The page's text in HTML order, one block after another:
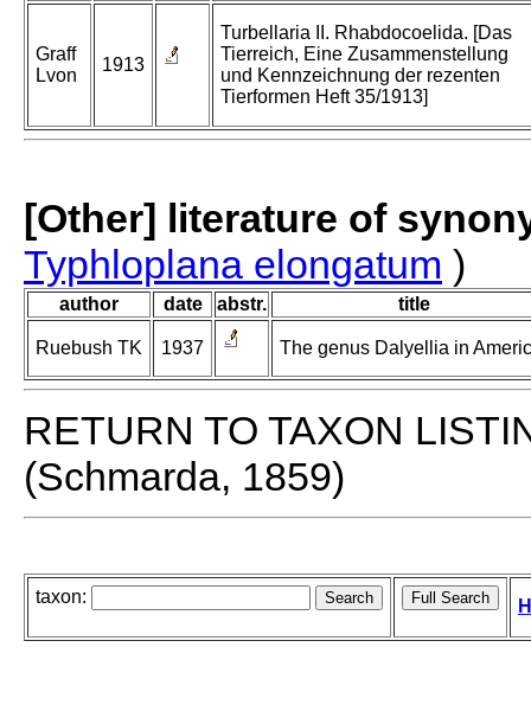
Graff
Lvon
1913
Turbellaria II. Rhabdocoelida. [Das
Tierreich, Eine Zusammenstellung
und Kennzeichnung der rezenten
Tierformen Heft 35/1913]
[Other] literature of
Typhloplana elongatum )
author date abstr. title
Ruebush TK 1937 The genus Dalyellia in
RETURN TO TAXON
(Schmarda, 1859)
taxon: